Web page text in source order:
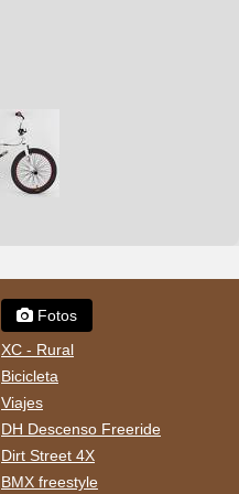
Fotos
XC - Rural
Bicicleta
Viajes
DH Descenso Freeride
Dirt Street 4X
BMX freestyle